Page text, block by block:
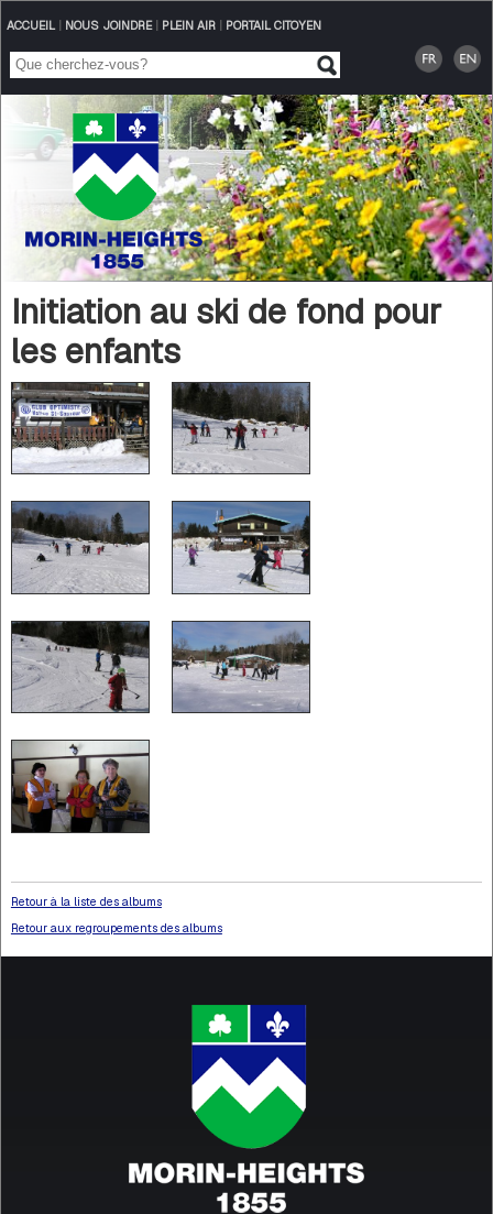
ACCUEIL| NOUS JOINDRE| PLEIN AIR| PORTAIL CITOYEN
Initiation au ski de fond pour
les enfants
Retour à la liste des albums
Retour aux regroupements des albums